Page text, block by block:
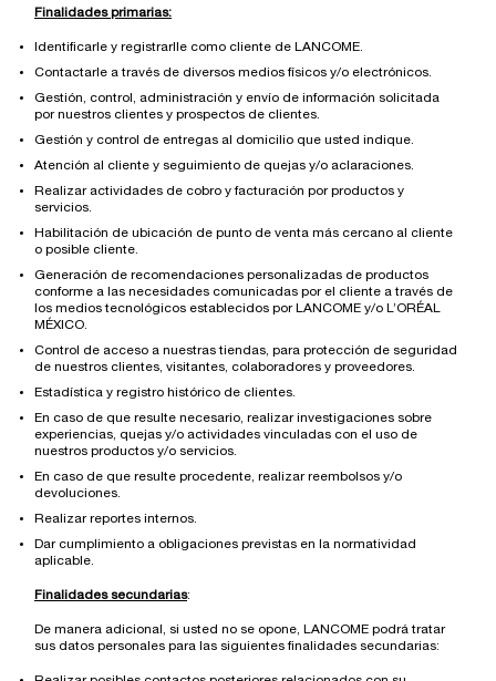
Finalidades primarias:
Identificarle y registrarlle como cliente de LANCOME.
Contactarle a través de diversos medios físicos y/o electrónicos.
Gestión, control, administración y envío de información solicitada
por nuestros clientes y prospectos de clientes.
Gestión y control de entregas al domicilio que usted indique.
Atención al cliente y seguimiento de quejas y/o aclaraciones.
Realizar actividades de cobro y facturación por productos y
servicios.
Habilitación de ubicación de punto de venta más cercano al cliente
o posible cliente.
Generación de recomendaciones personalizadas de productos
conforme a las necesidades comunicadas por el cliente a través de
los medios tecnológicos establecidos por LANCOME y/o L’ORÉAL
MÉXICO.
Control de acceso a nuestras tiendas, para protección de seguridad
de nuestros clientes, visitantes, colaboradores y proveedores.
Estadística y registro histórico de clientes.
En caso de que resulte necesario, realizar investigaciones sobre
experiencias, quejas y/o actividades vinculadas con el uso de
nuestros productos y/o servicios.
En caso de que resulte procedente, realizar reembolsos y/o
devoluciones.
Realizar reportes internos.
Dar cumplimiento a obligaciones previstas en la normatividad
aplicable.
Finalidades secundarias:
De manera adicional, si usted no se opone, LANCOME podrá tratar
sus datos personales para las siguientes finalidades secundarias: